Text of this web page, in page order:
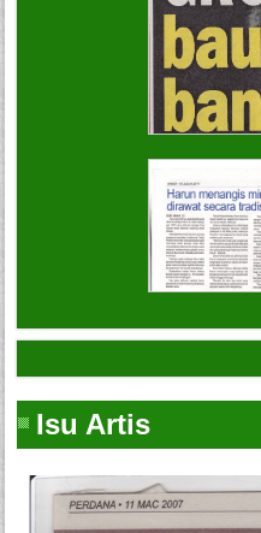
Isu Artis